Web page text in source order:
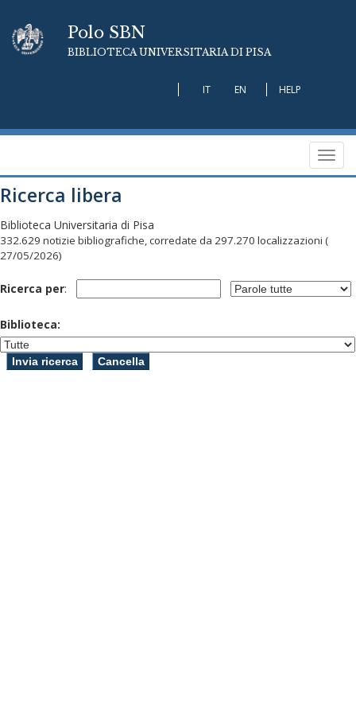
Polo SBN
BIBLIOTECA UNIVERSITARIA DI PISA
IT EN HELP
Ricerca libera
Biblioteca Universitaria di Pisa
332.629 notizie bibliografiche, corredate da 297.270 localizzazioni (
27/05/2026)
Ricerca per:
Biblioteca: